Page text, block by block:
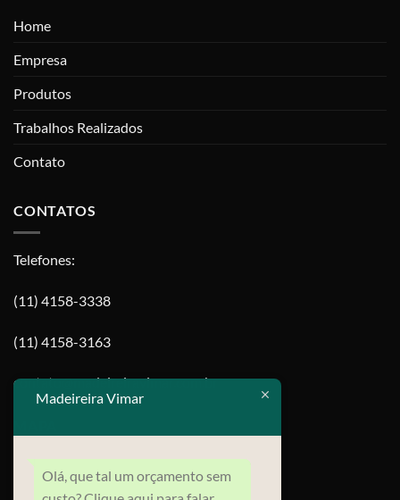
Home
Empresa
Produtos
Trabalhos Realizados
Contato
CONTATOS
Telefones:
(11) 4158-3338
(11) 4158-3163
contato@madeireiravimar.com.br
Madeireira Vimar
Olá, que tal um orçamento sem